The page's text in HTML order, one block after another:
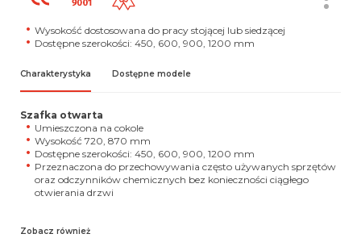
Wysokość dostosowana do pracy stojącej lub siedzącej
Dostępne szerokości: 450, 600, 900, 1200 mm
Charakterystyka Dostępne modele
Szafka otwarta
Umieszczona na cokole
Wysokość 720, 870 mm
Dostępne szerokości: 450, 600, 900, 1200 mm
Przeznaczona do przechowywania często używanych sprzętów
oraz odczynników chemicznych bez konieczności ciągłego
otwierania drzwi
Zobacz również